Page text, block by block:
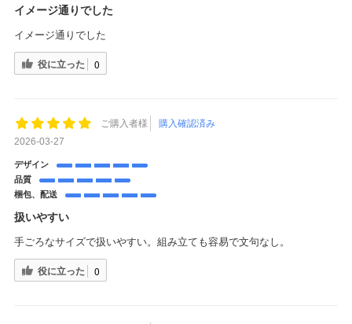
イメージ通りでした
イメージ通りでした
役に立った 0
ご購入者様
購入確認済み
2026-03-27
デザイン
品質
梱包、配送
扱いやすい
手ごろなサイズで扱いやすい。組み立ても容易で文句なし。
役に立った 0